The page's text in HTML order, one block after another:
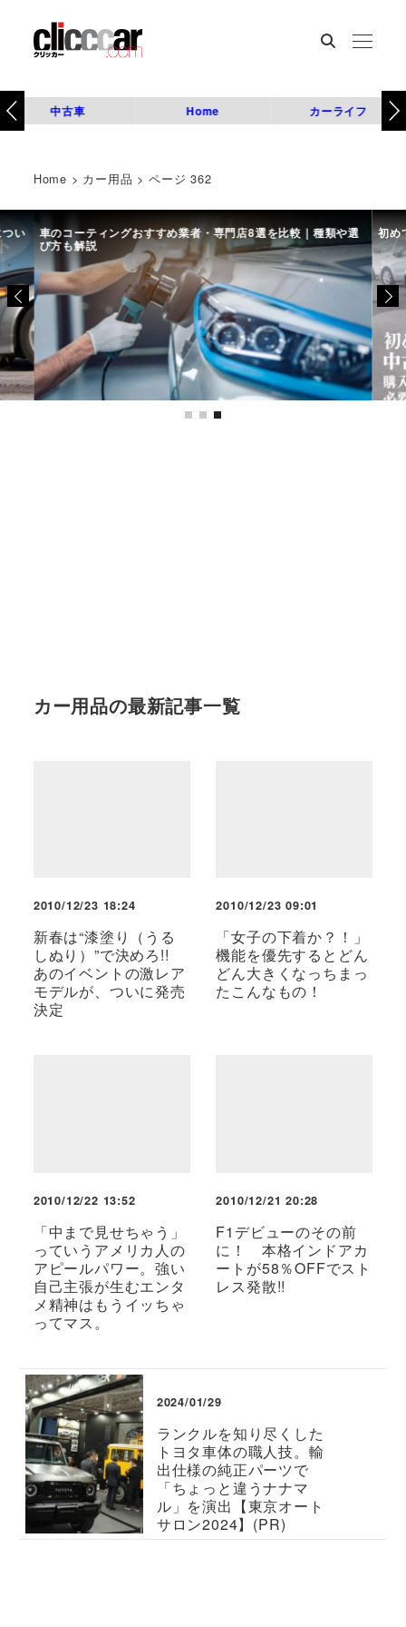
中古車 Home カーライフ
Home > カー用品 >ページ 362
い 車のコーティングおすすめ業者・専門店8選を比較｜種類や選
び方も解説
初め
カー用品の最新記事一覧
2010/12/23 18:24
新春は“漆塗り（うる
しぬり）”で決めろ!!
あのイベントの激レア
モデルが、ついに発売
決定
2010/12/23 09:01
「女子の下着か？！」
機能を優先するとどん
どん大きくなっちまっ
たこんなもの！
2010/12/22 13:52
「中まで見せちゃう」
っていうアメリカ人の
アピールパワー。強い
自己主張が生むエンタ
メ精神はもうイッちゃ
ってマス。
2010/12/21 20:28
F1デビューのその前
に！ 本格インドアカ
ートが58％OFFでスト
レス発散!!
2024/01/29
ランクルを知り尽くした
トヨタ車体の職人技。輸
出仕様の純正パーツで
「ちょっと違うナナマ
ル」を演出【東京オート
サロン2024】(PR)